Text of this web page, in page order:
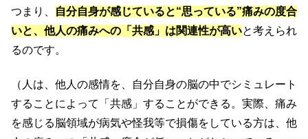
つまり、
自分自身が感じていると“思っている”痛みの度合
いと、他人の痛みへの「共感」は関連性が高いと考えられ
るのです。
（人は、他人の感情を、自分自身の脳の中でシミュレート
することによって「共感」することができる。実際、痛み
を感じる脳領域が病気や怪我等で損傷をしている方は、他